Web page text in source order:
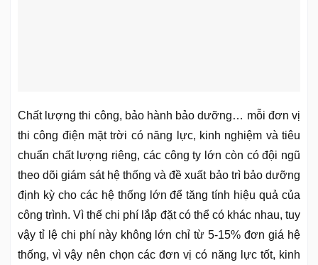
Chất lượng thi công, bảo hành bảo dưỡng… mỗi đơn vị
thi công điện mặt trời có năng lực, kinh nghiệm và tiêu
chuẩn chất lượng riêng, các công ty lớn còn có đội ngũ
theo dõi giám sát hệ thống và đề xuất bảo trì bảo dưỡng
định kỳ cho các hệ thống lớn để tăng tính hiệu quả của
công trình. Vì thế chi phí lắp đặt có thể có khác nhau, tuy
vậy tỉ lệ chi phí này không lớn chỉ từ 5-15% đơn giá hệ
thống, vì vậy nên chọn các đơn vị có năng lực tốt, kinh